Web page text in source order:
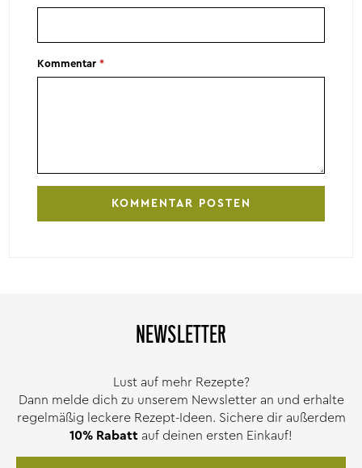
Kommentar*
NEWSLETTER
Lust auf mehr Rezepte?
Dann melde dich zu unserem Newsletter an und erhalte
regelmäßig leckere Rezept-Ideen. Sichere dir außerdem
10% Rabatt auf deinen ersten Einkauf!